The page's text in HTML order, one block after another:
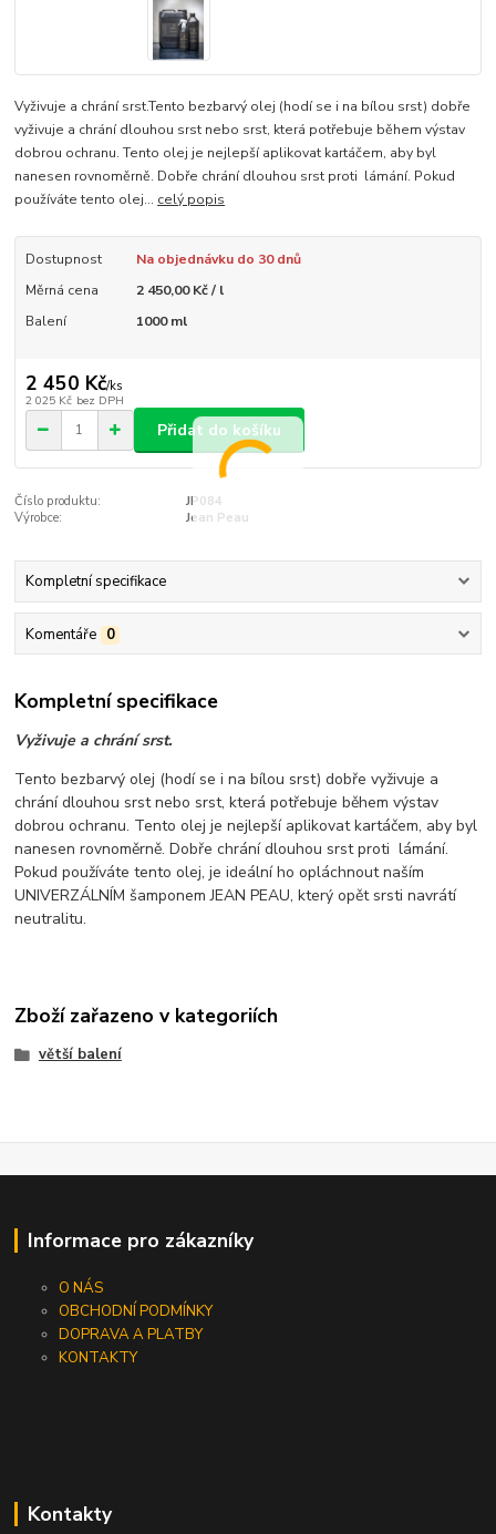
Vyživuje a chrání srst.Tento bezbarvý olej (hodí se i na bílou srst) dobře
vyživuje a chrání dlouhou srst nebo srst, která potřebuje během výstav
dobrou ochranu. Tento olej je nejlepší aplikovat kartáčem, aby byl
nanesen rovnoměrně. Dobře chrání dlouhou srst proti lámání. Pokud
používáte tento olej... celý popis
Dostupnost
Na objednávku do 30 dnů
Měrná cena
2 450,00 Kč / l
Balení
1000 ml
2 450 Kč/ks
2 025 Kč bez DPH
Přidat do košíku
Číslo produktu:
JP084
Výrobce:
Jean Peau
Kompletní specifikace
Komentáře 0
Kompletní specifikace
Vyživuje a chrání srst.
Tento bezbarvý olej (hodí se i na bílou srst) dobře vyživuje a
chrání dlouhou srst nebo srst, která potřebuje během výstav
dobrou ochranu. Tento olej je nejlepší aplikovat kartáčem, aby byl
nanesen rovnoměrně. Dobře chrání dlouhou srst proti lámání.
Pokud používáte tento olej, je ideální ho opláchnout naším
UNIVERZÁLNÍM šamponem JEAN PEAU, který opět srsti navrátí
neutralitu.
Zboží zařazeno v kategoriích
větší balení
Informace pro zákazníky
O NÁS
OBCHODNÍ PODMÍNKY
DOPRAVA A PLATBY
KONTAKTY
Kontakty